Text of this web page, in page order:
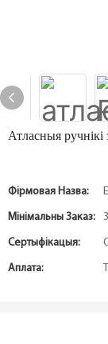
Атласныя
Фірмовая Назва:
Мінімальны Заказ:
Сертыфікацыя:
Аплата: